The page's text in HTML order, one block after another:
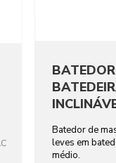
Batedor de
leves em
médio.